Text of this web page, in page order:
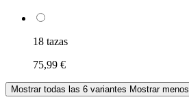
18 tazas
75,99 €
Mostrar todas las 6 variantes Mostrar menos